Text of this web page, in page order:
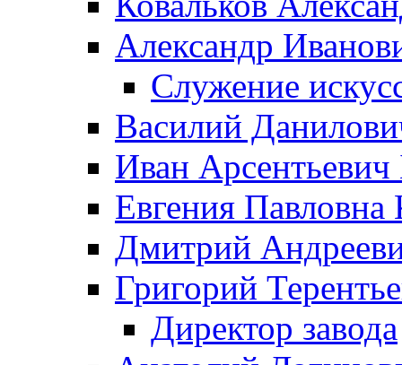
Александр
Служение
Василий
Иван
Евгения Павловна
Дмитрий
Григорий
Директор завода